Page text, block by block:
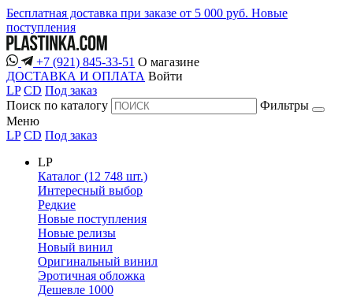
Бесплатная доставка при заказе от 5 000 руб. Новые
поступления
+7 (921) 845-33-51 О магазине
ДОСТАВКА И ОПЛАТА Войти
LP CD Под заказ
Поиск по каталогу
Фильтры
Меню
LP CD Под заказ
LP
Каталог (12 748 шт.)
Интересный выбор
Редкие
Новые поступления
Новые релизы
Новый винил
Оригинальный винил
Эротичная обложка
Дешевле 1000